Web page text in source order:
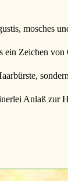
mosches
ein Zeichen
Anlaß zur